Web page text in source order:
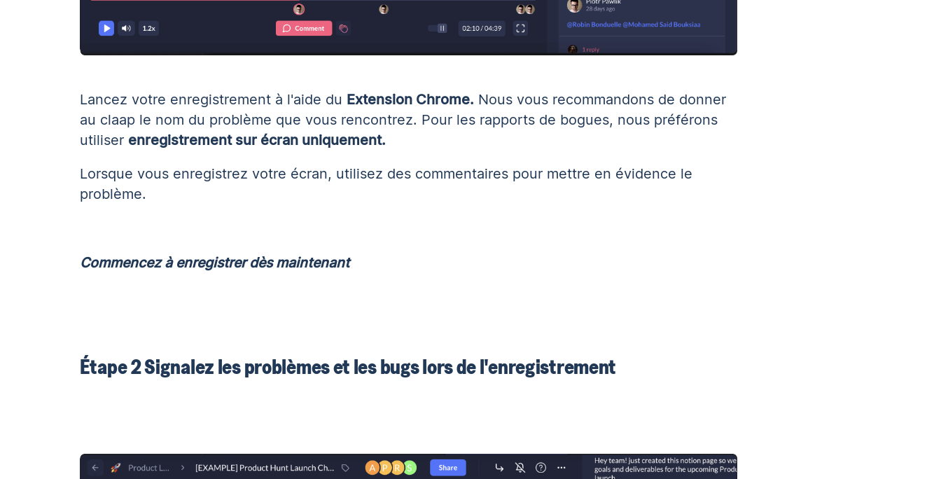
Lancez votre enregistrement à l'aide du Extension Chrome. Nous vous recommandons de donner
au claap le nom du problème que vous rencontrez. Pour les rapports de bogues, nous préférons
utiliser enregistrement sur écran uniquement.
Lorsque vous enregistrez votre écran, utilisez des commentaires pour mettre en évidence le
problème.
Commencez à enregistrer dès maintenant
Étape 2 Signalez les problèmes et les bugs lors de l'enregistrement